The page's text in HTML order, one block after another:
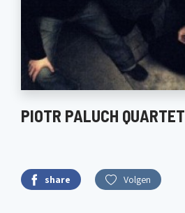
PIOTR PALUCH QUARTET
share Volgen